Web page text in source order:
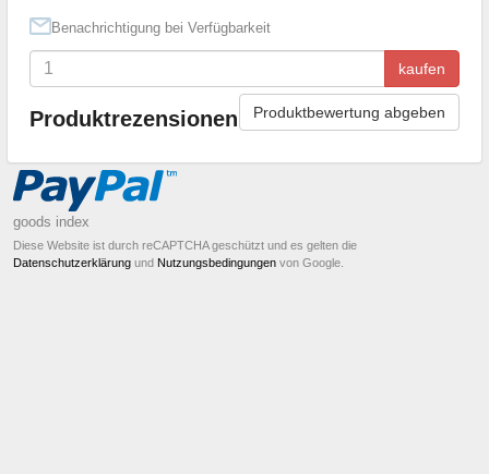
Benachrichtigung bei Verfügbarkeit
kaufen
Produktrezensionen Produktbewertung abgeben
goods index
Diese Website ist durch reCAPTCHA geschützt und es gelten die
Datenschutzerklärung und Nutzungsbedingungen von Google.